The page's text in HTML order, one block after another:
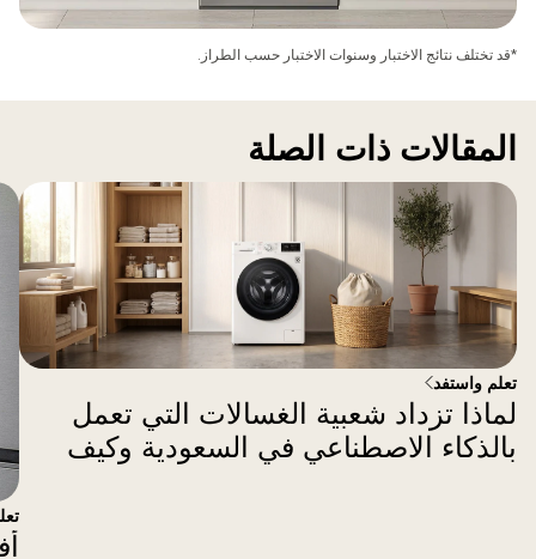
*قد تختلف نتائج الاختبار وسنوات الاختبار حسب الطراز.
المقالات ذات الصلة
تعلم واستفد
لماذا تزداد شعبية الغسالات التي تعمل
بالذكاء الاصطناعي في السعودية وكيف